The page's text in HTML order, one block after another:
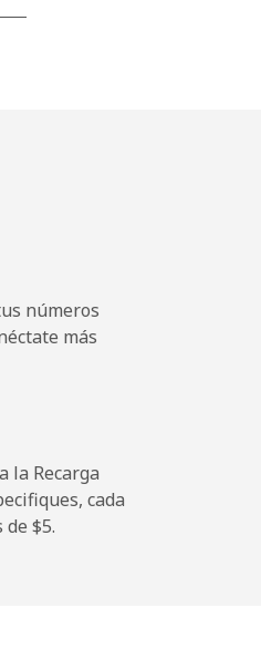
números
más
la Recarga
cada
⁦$5⁩.